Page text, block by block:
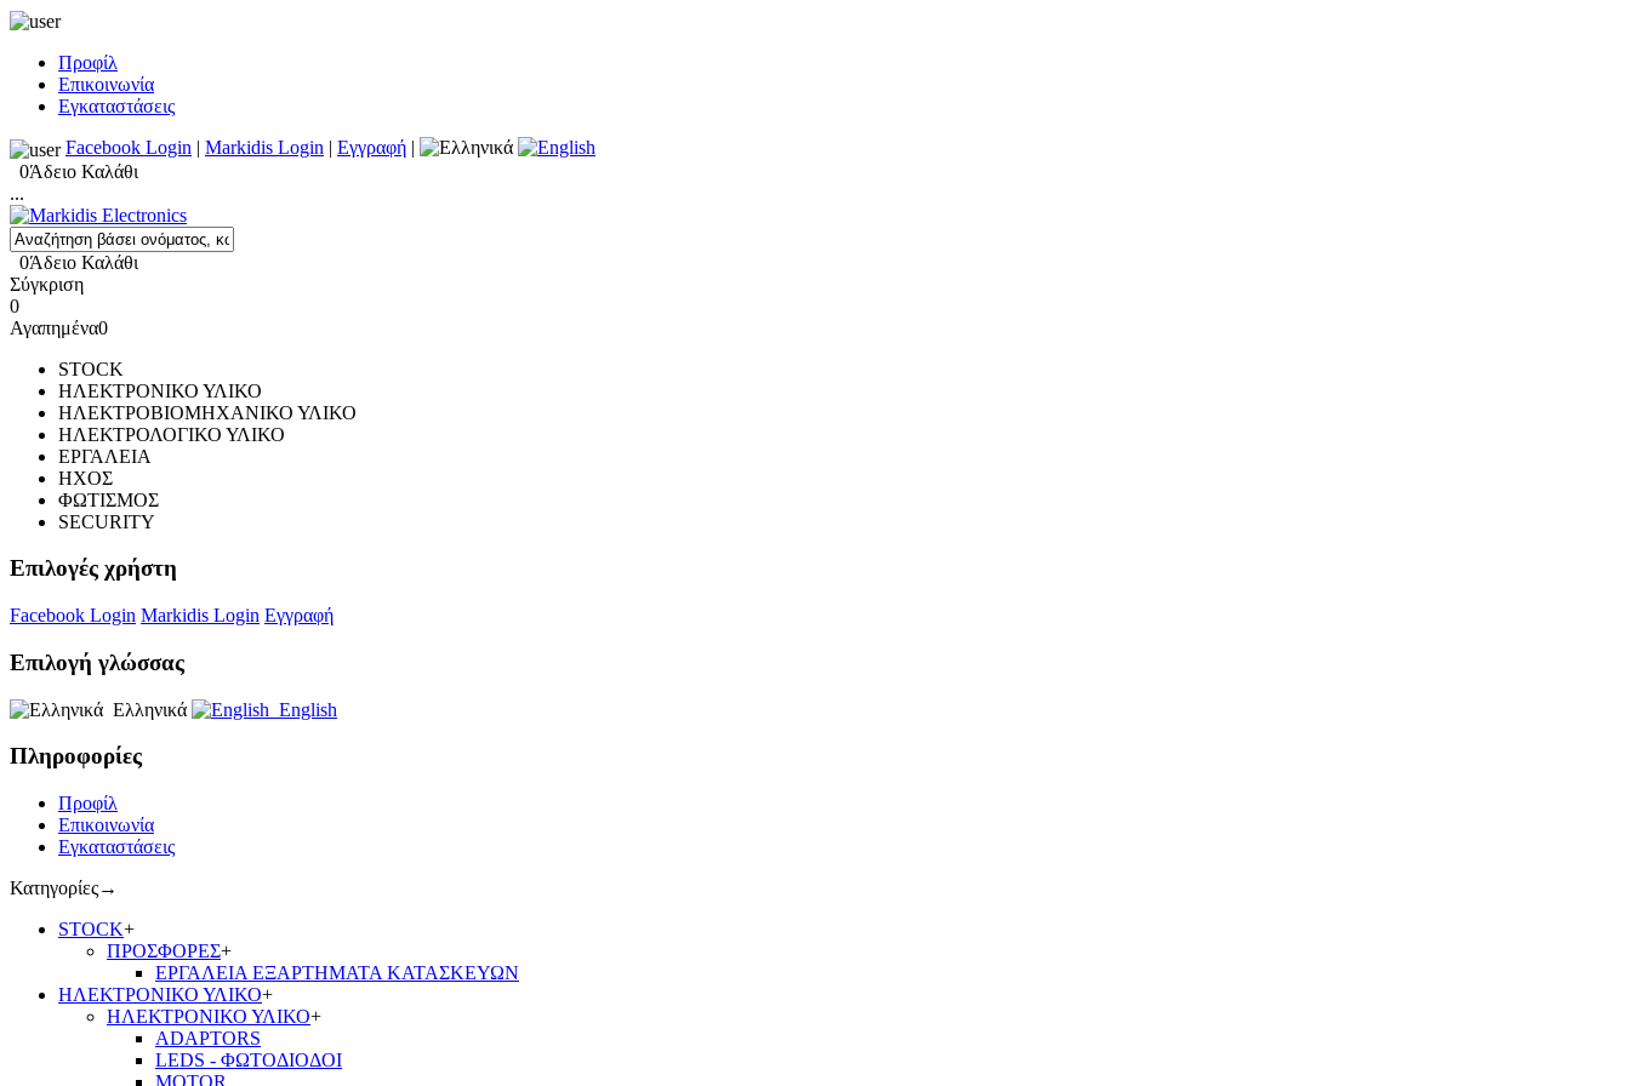
Προφίλ
Επικοινωνία
Εγκαταστάσεις
Facebook Login | Markidis Login | Εγγραφή |
0Άδειο Καλάθι
...
0Άδειο Καλάθι
Σύγκριση
0
Αγαπημένα0
STOCK
ΗΛΕΚΤΡΟΝΙΚΟ ΥΛΙΚΟ
ΗΛΕΚΤΡΟΒΙΟΜΗΧΑΝΙΚΟ ΥΛΙΚΟ
ΗΛΕΚΤΡΟΛΟΓΙΚΟ ΥΛΙΚΟ
ΕΡΓΑΛΕΙΑ
ΗΧΟΣ
ΦΩΤΙΣΜΟΣ
SECURITY
Επιλογές χρήστη
Facebook Login Markidis Login Εγγραφή
Επιλογή γλώσσας
Ελληνικά English
Πληροφορίες
Προφίλ
Επικοινωνία
Εγκαταστάσεις
Κατηγορίες→
STOCK+
ΠΡΟΣΦΟΡΕΣ+
ΕΡΓΑΛΕΙΑ ΕΞΑΡΤΗΜΑΤΑ ΚΑΤΑΣΚΕΥΩΝ
ΗΛΕΚΤΡΟΝΙΚΟ ΥΛΙΚΟ+
ΗΛΕΚΤΡΟΝΙΚΟ ΥΛΙΚΟ+
ADAPTORS
LEDS - ΦΩΤΟΔΙΟΔΟΙ
MOTOR